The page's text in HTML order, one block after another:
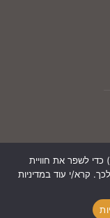
שמורות, 2026
באתר זה נעשה שימוש בקובצי קוקיז (Cookies) כדי לשפר את חוויית
קרא/י עוד במדיניות